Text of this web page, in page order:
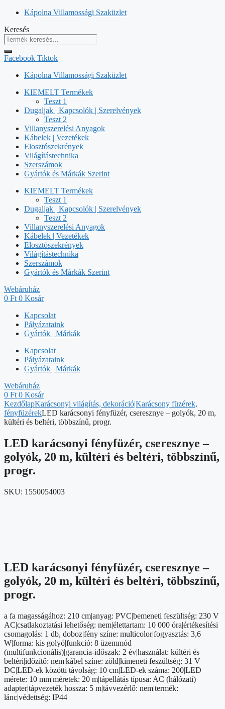
Kilépés
tartalomba
Kápolna Villamossági Szaküzlet
Keresés
Facebook Tiktok
Kápolna Villamossági Szaküzlet
KIEMELT Termékek
Teszt 1
Dugaljak | Kapcsolók | Szerelvények
Teszt 2
Villanyszerelési Anyagok
Kábelek | Vezetékek
Elosztószekrények
Világítástechnika
Szerszámok
Gyártók és Márkák Szerint
KIEMELT Termékek
Teszt 1
Dugaljak | Kapcsolók | Szerelvények
Teszt 2
Villanyszerelési Anyagok
Kábelek | Vezetékek
Elosztószekrények
Világítástechnika
Szerszámok
Gyártók és Márkák Szerint
Webáruház
0 Ft 0 Kosár
Kapcsolat
Pályázataink
Gyártók | Márkák
Kapcsolat
Pályázataink
Gyártók | Márkák
Webáruház
0 Ft 0 Kosár
KezdőlapKarácsonyi világítás, dekoráció|Karácsony füzérek,
fényfüzérekLED karácsonyi fényfüzér, cseresznye – golyók, 20 m,
kültéri és beltéri, többszínű, progr.
LED karácsonyi fényfüzér, cseresznye –
golyók, 20 m, kültéri és beltéri, többszínű,
progr.
SKU: 1550054003
LED karácsonyi fényfüzér, cseresznye –
golyók, 20 m, kültéri és beltéri, többszínű,
progr.
a fa magasságához: 210 cm|anyag: PVC|bemeneti feszültség: 230 V
AC|csatlakoztatási lehetőség: nem|élettartam: 10 000 óra|értékesítési
csomagolás: 1 db, doboz|fény színe: multicolor|fogyasztás: 3,6
W|forma: kis golyó|funkció: 8 üzemmód
(multifunkcionális)|garancia-időszak: 2 év|használat: kültéri és
beltéri|időzítő: nem|kábel színe: zöld|kimeneti feszültség: 31 V
DC|LED-ek közötti távolság: 10 cm|LED-ek száma: 200|LED
mérete: 10 mm|méretek: 20 m|tápellátás típusa: AC (hálózati)
adapter|tápvezeték hossza: 5 m|távvezérlő: nem|termék:
lánc|védettség: IP44